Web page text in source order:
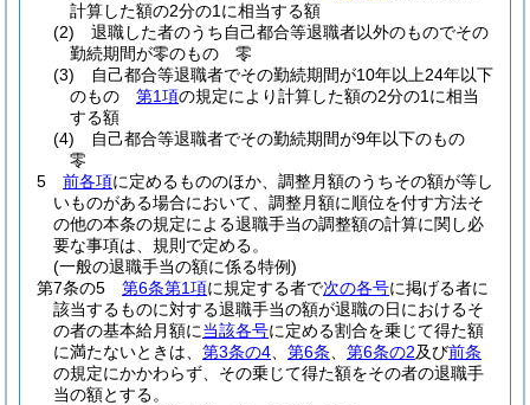
計算した額の2分の1に相当する額
(2)
退職した者のうち自己都合等退職者以外のものでその
勤続期間が零のもの 零
(3)
自己都合等退職者でその勤続期間が10年以上24年以下
のもの 第1項の規定により計算した額の2分の1に相当
する額
(4)
自己都合等退職者でその勤続期間が9年以下のもの
零
5
前各項に定めるもののほか、調整月額のうちその額が等し
いものがある場合において、調整月額に順位を付す方法そ
の他の本条の規定による退職手当の調整額の計算に関し必
要な事項は、規則で定める。
(一般の退職手当の額に係る特例)
第7条の5
第6条第1項に規定する者で次の各号に掲げる者に
該当するものに対する退職手当の額が退職の日におけるそ
の者の基本給月額に当該各号に定める割合を乗じて得た額
に満たないときは、 第3条の4 第6条 第6条の2及び前条
の規定にかかわらず、その乗じて得た額をその者の退職手
当の額とする。